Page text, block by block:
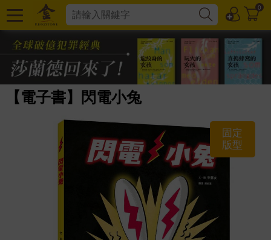
0
【電子書】閃電小兔
固定
版型